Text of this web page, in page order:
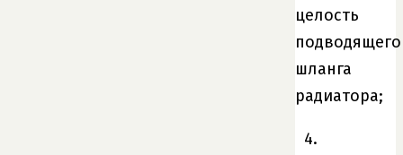
целость
подводящего
шланга
радиатора;
4.